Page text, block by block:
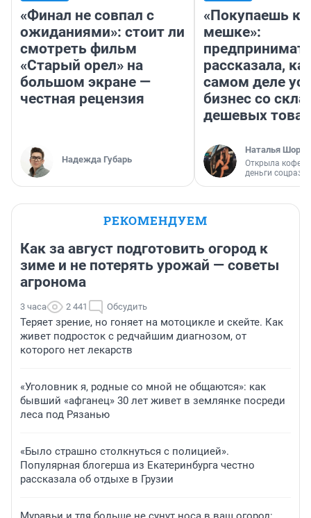
«Финал не совпал с
ожиданиями»: стоит ли
смотреть фильм
«Старый орел» на
большом экране —
честная рецензия
Надежда Губарь
«Покупаешь
мешке»:
рассказала,
самом деле
бизнес со
дешевых
Наталья
Открыла
деньги
РЕКОМЕНДУЕМ
Как за август подготовить огород к
зиме и не потерять урожай — советы
агронома
3 часа 2 441 Обсудить
Теряет зрение, но гоняет на мотоцикле и скейте. Как
живет подросток с редчайшим диагнозом, от
которого нет лекарств
«Уголовник я, родные со мной не общаются»: как
бывший «афганец» 30 лет живет в землянке посреди
леса под Рязанью
«Было страшно столкнуться с полицией».
Популярная блогерша из Екатеринбурга честно
рассказала об отдыхе в Грузии